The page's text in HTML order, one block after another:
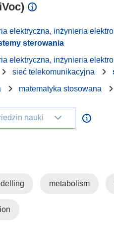
elektryczna, inżynieria
sterowania
elektryczna, inżynieria
sieć telekomunikacyjna
matematyka stosowana
nauki
metabolism